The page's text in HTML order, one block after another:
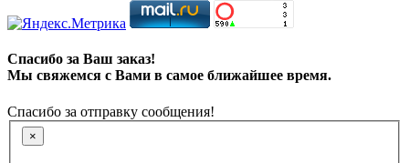
Спасибо за Ваш заказ!
Мы свяжемся с Вами в самое ближайшее время.
Спасибо за отправку сообщения!
×